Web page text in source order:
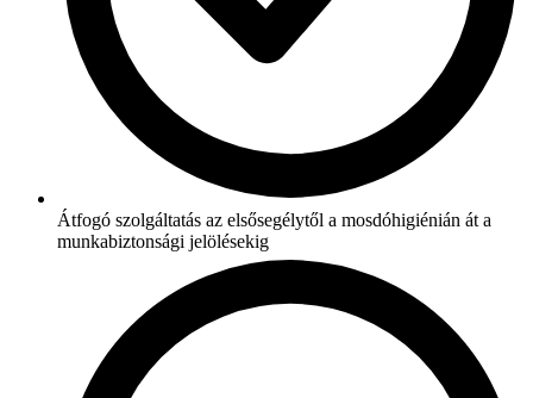
Átfogó szolgáltatás az elsősegélytől a mosdóhigiénián át a
munkabiztonsági jelölésekig